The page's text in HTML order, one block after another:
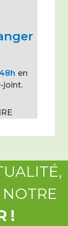
en
joint.
!